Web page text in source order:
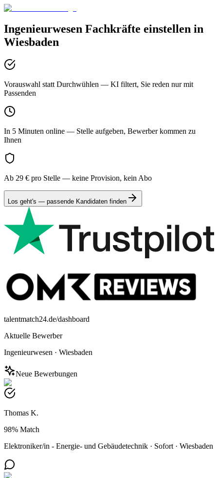
Ingenieurwesen Fachkräfte einstellen in
Wiesbaden
Vorauswahl statt Durchwühlen — KI filtert, Sie reden nur mit
Passenden
In 5 Minuten online — Stelle aufgeben, Bewerber kommen zu
Ihnen
Ab 29 € pro Stelle — keine Provision, kein Abo
Los geht's — passende Kandidaten finden
talentmatch24.de/dashboard
Aktuelle Bewerber
Ingenieurwesen · Wiesbaden
Neue Bewerbungen
Thomas K.
98% Match
Elektroniker/in - Energie- und Gebäudetechnik · Sofort · Wiesbaden